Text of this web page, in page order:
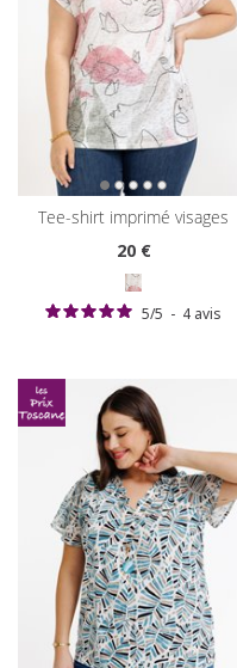
tee-shirt imprimé visages
20€
5/5 - 4 avis